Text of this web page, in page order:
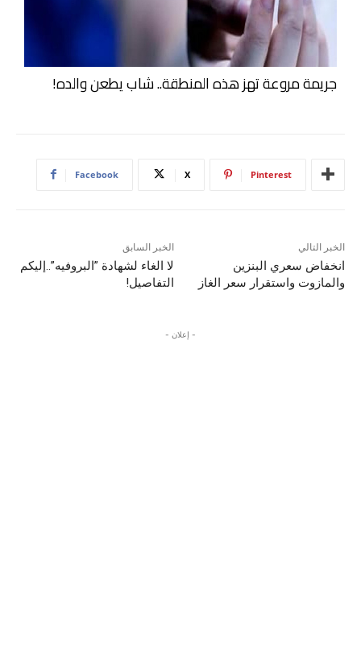
جريمة مروعة تهز هذه المنطقة.. شاب يطعن والده!
Facebook X Pinterest
الخبر السابق
لا الغاء لشهادة ”البروفيه”..إليكم
التفاصيل!
الخبر التالي
انخفاض سعري البنزين
والمازوت واستقرار سعر الغاز
- إعلان -